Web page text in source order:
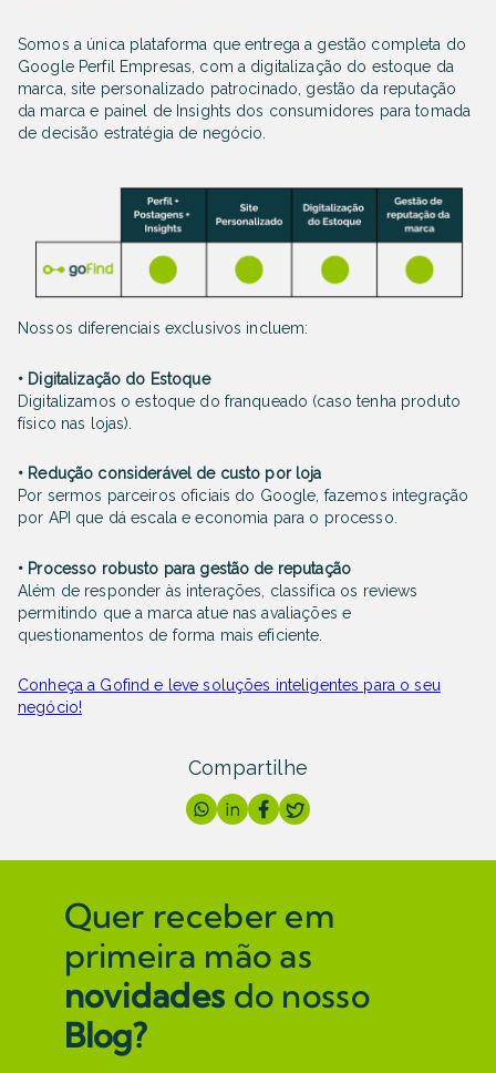
Somos a única plataforma que entrega a gestão completa do
Google Perfil Empresas, com a digitalização do estoque da
marca, site personalizado patrocinado, gestão da reputação
da marca e painel de Insights dos consumidores para tomada
de decisão estratégia de negócio.
Nossos diferenciais exclusivos incluem:
• Digitalização do Estoque
Digitalizamos o estoque do franqueado (caso tenha produto
físico nas lojas).
• Redução considerável de custo por loja
Por sermos parceiros oficiais do Google, fazemos integração
por API que dá escala e economia para o processo.
• Processo robusto para gestão de reputação
Além de responder às interações, classifica os reviews
permitindo que a marca atue nas avaliações e
questionamentos de forma mais eficiente.
Conheça a Gofind e leve soluções inteligentes para o seu
negócio!
Compartilhe
Quer receber em
primeira mão as
novidades do nosso
Blog?